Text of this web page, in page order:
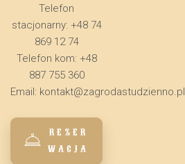
Telefon
stacjonarny: +48 74
869 12 74
Telefon kom: +48
887 755 360
Email: kontakt@zagrodastudzienno.pl
REZER
WACJA